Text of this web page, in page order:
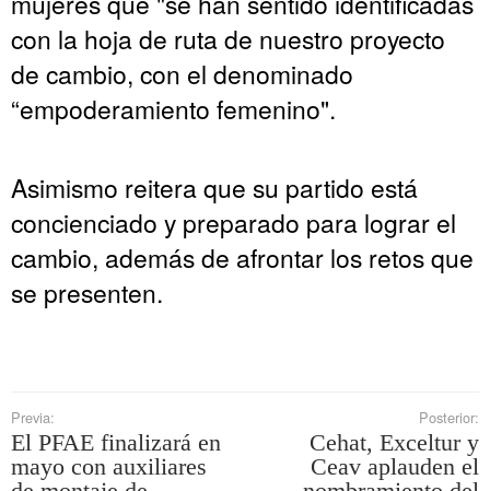
con la hoja de ruta de nuestro proyecto
de cambio, con el denominado
“empoderamiento femenino".
Asimismo reitera que su partido está
concienciado y preparado para lograr el
cambio, además de afrontar los retos que
se presenten.
Previa:
El PFAE finalizará en
mayo con auxiliares
Posterior:
Cehat, Exceltur y
Ceav aplauden el